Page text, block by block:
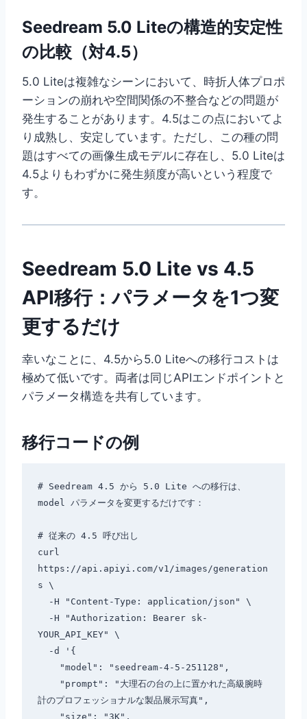
Seedream 5.0 Liteの構造的安定性
の比較（対4.5）
5.0 Liteは複雑なシーンにおいて、時折人体プロポ
ーションの崩れや空間関係の不整合などの問題が
発生することがあります。4.5はこの点においてよ
り成熟し、安定しています。ただし、この種の問
題はすべての画像生成モデルに存在し、5.0 Liteは
4.5よりもわずかに発生頻度が高いという程度で
す。
Seedream 5.0 Lite vs 4.5
API移行：パラメータを1つ変
更するだけ
幸いなことに、4.5から5.0 Liteへの移行コストは
極めて低いです。両者は同じAPIエンドポイントと
パラメータ構造を共有しています。
移行コードの例
# Seedream 4.5 から 5.0 Lite への移行は、
model パラメータを変更するだけです：
# 従来の 4.5 呼び出し
curl
https://api.apiyi.com/v1/images/generation
s \
YOUR_API_KEY" \
計のプロフェッショナルな製品展示写真",